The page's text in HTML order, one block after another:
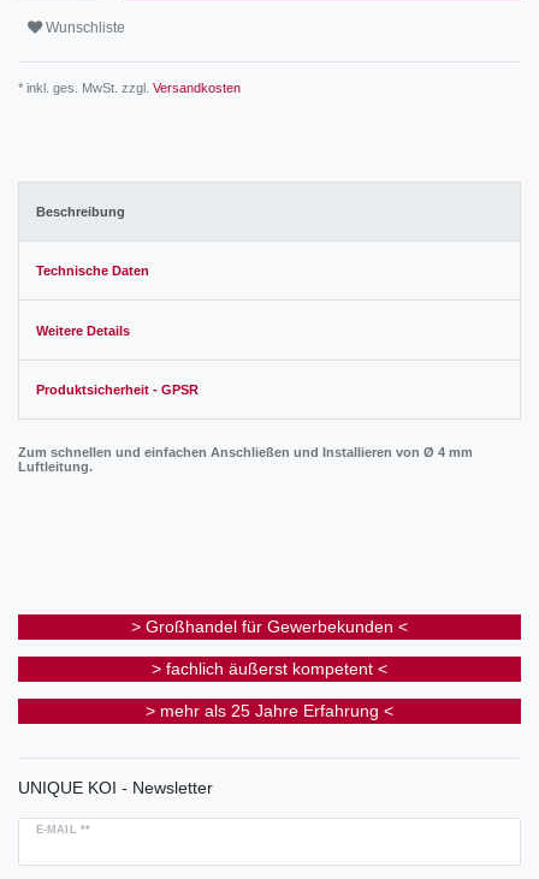
Wunschliste
* inkl. ges. MwSt. zzgl. Versandkosten
Beschreibung
Technische Daten
Weitere Details
Produktsicherheit - GPSR
Zum schnellen und einfachen Anschließen und Installieren von Ø 4 mm
Luftleitung.
> Großhandel für Gewerbekunden <
> fachlich äußerst kompetent <
> mehr als 25 Jahre Erfahrung <
UNIQUE KOI - Newsletter
E-MAIL **